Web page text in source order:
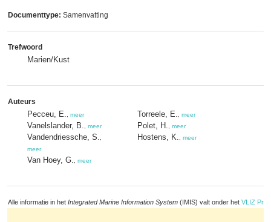
Documenttype: Samenvatting
Trefwoord
Marien/Kust
Auteurs
Pecceu, E. meer
Vanelslander, B. meer
Vandendriessche, S.
meer
Van Hoey, G. meer
Torreele, E. meer
Polet, H. meer
Hostens, K. meer
Alle informatie in het Integrated Marine Information System (IMIS) valt onder het VLIZ